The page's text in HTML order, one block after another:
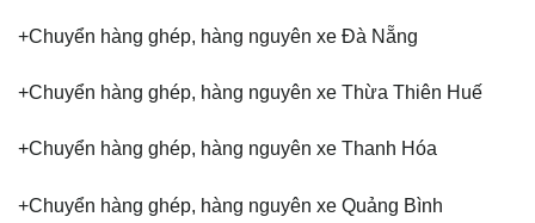
+Chuyển hàng ghép, hàng nguyên xe Đà Nẵng
+Chuyển hàng ghép, hàng nguyên xe Thừa Thiên Huế
+Chuyển hàng ghép, hàng nguyên xe Thanh Hóa
+Chuyển hàng ghép, hàng nguyên xe Quảng Bình